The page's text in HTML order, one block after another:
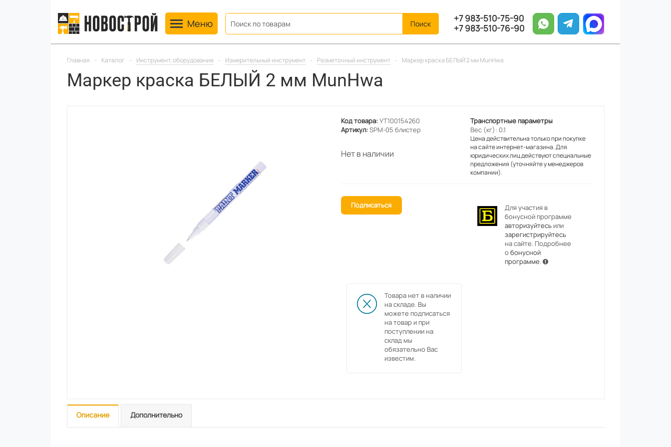
Toggle navigation
Меню
+7 983-510-75-90
+7 983-510-76-90
Главная - Каталог - Инструмент, оборудование - Измерительный инструмент - Разметочный инструмент - Маркер краска БЕЛЫЙ 2 мм MunHwa
Маркер краска БЕЛЫЙ 2 мм MunHwa
Код товара: УТ100154260
Артикул: SPM-05 блистер
Нет в наличии
Транспортные параметры
Вес (кг): 0.1
Цена действительна только при покупке
на сайте интернет-магазина. Для
юридических лиц действуют специальные
предложения (уточняйте у менеджеров
компании).
Подписаться
Для участия в
бонусной программе
авторизуйтесьили
зарегистрируйтесь
на сайте. Подробнее
обонусной
программе.
Товара нет в наличии
на складе. Вы
можете подписаться
на товар и при
поступлении на
склад мы
обязательно Вас
известим.
Описание Дополнительно